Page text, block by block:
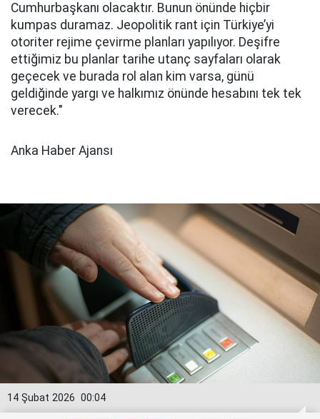
Cumhurbaşkanı olacaktır. Bunun önünde hiçbir
kumpas duramaz. Jeopolitik rant için Türkiye’yi
otoriter rejime çevirme planları yapılıyor. Deşifre
ettiğimiz bu planlar tarihe utanç sayfaları olarak
geçecek ve burada rol alan kim varsa, günü
geldiğinde yargı ve halkımız önünde hesabını tek tek
verecek."
Anka Haber Ajansı
00:04
14 Şubat 2026